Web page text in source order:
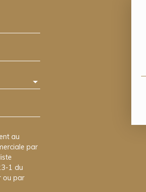
au
par
1 du
ou par